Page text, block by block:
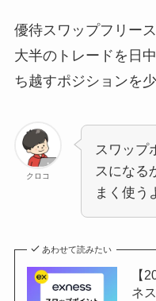
優待スワップフリー
大半のトレードを日
ち越すポジションを
クロコ
スワップ
スになる
まく使う
あわせて読みたい
【
ネ